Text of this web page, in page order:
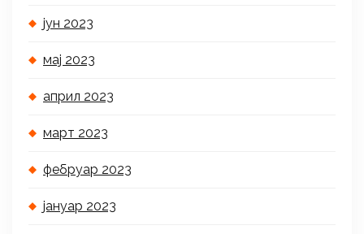
јун 2023
мај 2023
април 2023
март 2023
фебруар 2023
јануар 2023